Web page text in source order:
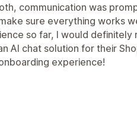
communication was
sure everything works
so far, I would definitely
AI chat solution for their
experience!